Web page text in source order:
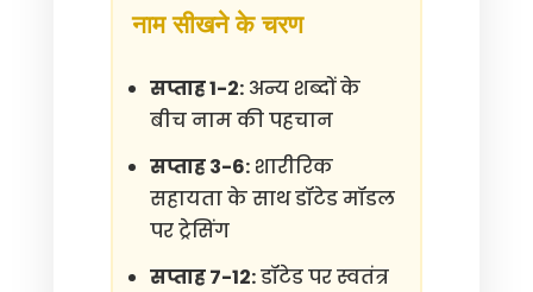
नाम सीखने के चरण
सप्ताह 1-2:अन्य शब्दों के
बीच नाम की पहचान
सप्ताह 3-6:शारीरिक
सहायता के साथ डॉटेड मॉडल
पर ट्रेसिंग
सप्ताह 7-12:डॉटेड पर स्वतंत्र